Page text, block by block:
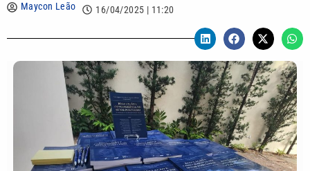
Maycon Leão 16/04/2025 | 11:20